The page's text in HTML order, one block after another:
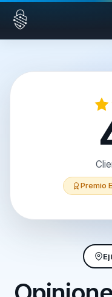
Saltar al contenido
Premio